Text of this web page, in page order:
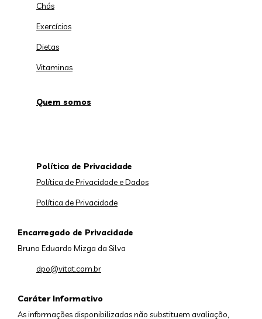
Chás
Exercícios
Dietas
Vitaminas
Quem somos
Caráter Informativo
As informações disponibilizadas não substituem avaliação,
Política de Privacidade
Política de Privacidade e Dados
Política de Privacidade
Encarregado de Privacidade
Bruno Eduardo Mizga da Silva
dpo@vitat.com.br